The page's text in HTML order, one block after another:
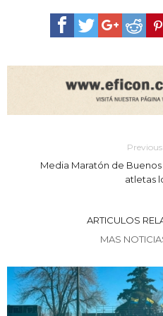
Media Maratón de
atletas
ARTICULOS
MAS